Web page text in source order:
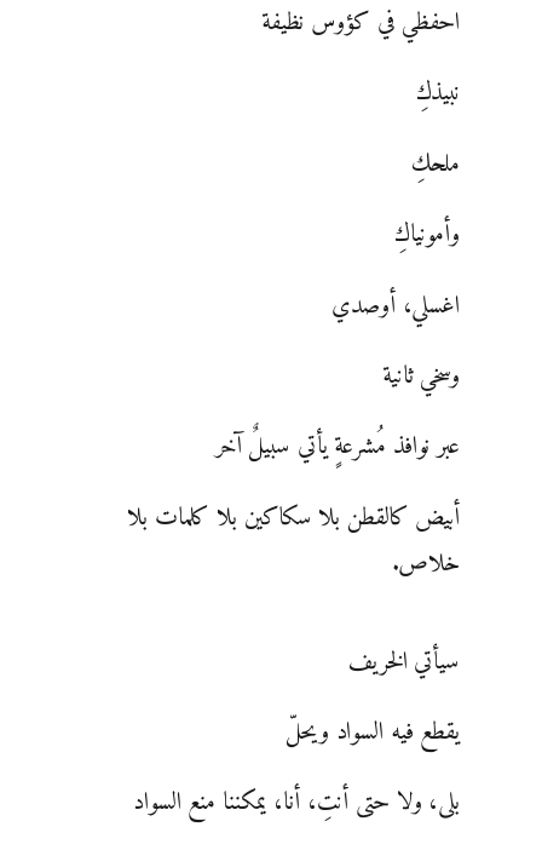
احفظي في كؤوس نظيفة
نبيذكِ
ملحكِ
وأمونياكِ
اغسلي، أوصدي
وسخي ثانية
عبر نوافذ مُشرعةٍ يأتي سبيلٌ آخر
أبيض كالقطن بلا سكاكين بلا كلمات بلا
خلاص.
سيأتي الخريف
يقطع فيه السواد ويحلّ
بلى، ولا حتى أنتِ، أنا، يمكننا منع السواد